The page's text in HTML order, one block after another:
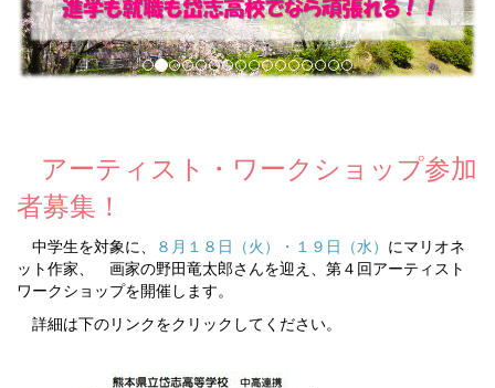
アーティスト・ワークショップ参加
者募集！
中学生を対象に、 ８月１８日（火）・１９日（水） にマリオネ
ット作家、 画家の野田竜太郎さんを迎え、第４回アーティスト
ワークショップを開催します。
詳細は下のリンクをクリックしてください。